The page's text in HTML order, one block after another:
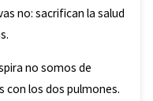
no: sacrifican la salud
no somos de
con los dos pulmones.